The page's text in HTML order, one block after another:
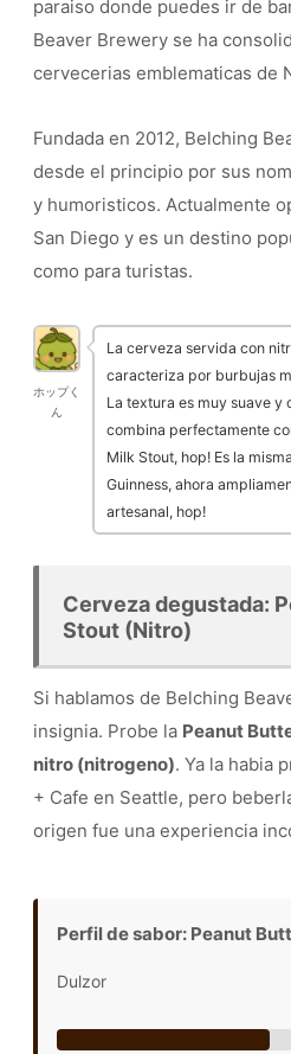
paraiso donde puedes ir de
Beaver Brewery se ha
cervecerias emblematicas de
Fundada en 2012, Belching
desde el principio por sus
y humoristicos. Actualmente
San Diego y es un destino
como para turistas.
ホップく
ん
La cerveza servida con
caracteriza por burbujas
La textura es muy suave y
combina perfectamente
Milk Stout, hop! Es la
Guinness, ahora
artesanal, hop!
Cerveza degustada:
Stout (Nitro)
Si hablamos de Belching
insignia. Probe la Peanut
nitro (nitrogeno). Ya la habia
+ Cafe en Seattle, pero
origen fue una experiencia
Perfil de sabor: Peanut
Dulzor